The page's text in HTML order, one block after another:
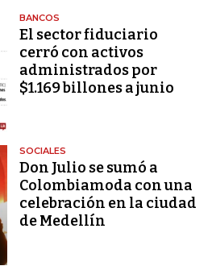
BANCOS
El sector fiduciario
cerró con activos
administrados por
$1.169 billones a junio
SOCIALES
Don Julio se sumó a
Colombiamoda con una
celebración en la ciudad
de Medellín